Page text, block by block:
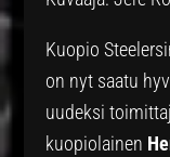
Kuopio
on nyt saatu
uudeksi
kuopiolainen